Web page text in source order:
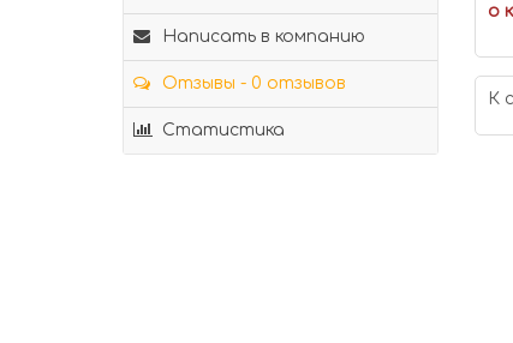
Написать в компанию
Отзывы - 0 отзывов
Статистика
о
К